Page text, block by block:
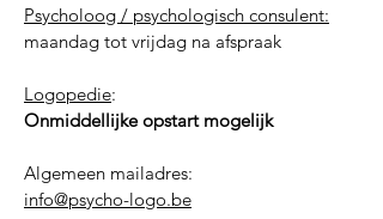
Psycholoog / psychologisch consulent:
​maandag tot vrijdag na afspraak
Logopedie:
Onmiddellijke opstart mogelijk
Algemeen mailadres:
info@psycho-logo.be